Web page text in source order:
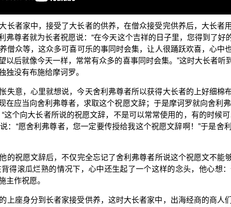
，而且大长者的妻子也平安顺利地生下了一位男孩，一时间大长
长者家中，接受了大长者的供养，在僧众接受完供养后，大长者
尊者就为长者祝愿说：“在今天这个吉祥的日子里，您得到了好
僧众等，这众多可喜可乐的事同时会集，让人很踊跃欢喜，心中
以后就像今天一样，常常有众多的喜事同时会集。”这时大长者听
独没有布施给摩诃罗。
失意，心里就想说，今天舍利弗尊者所以获得大长者的上好细棉
应当向舍利弗尊者，求取这个祝愿文辞；于是摩诃罗就向舍利
这个向大长者所说的祝愿文辞，不是可以常常使用的，有的时候
：“愿舍利弗尊者，您一定要传授给我这个祝愿文辞啊！”于是舍
的祝愿文辞后，不仅完全忘记了舍利弗尊者所说这个祝愿文
得滚瓜烂熟的情况下，心中还生起了一个这样的念头，他心想
主作祝愿。
上座身分到长者家接受供养，这时大长者家中，出海经商的商人